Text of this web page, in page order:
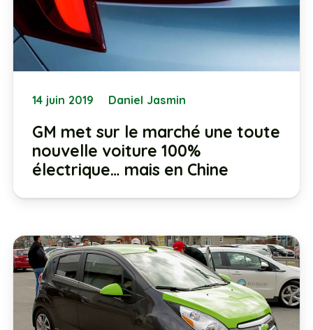
14 juin 2019 Daniel Jasmin
GM met sur le marché une toute
nouvelle voiture 100%
électrique… mais en Chine